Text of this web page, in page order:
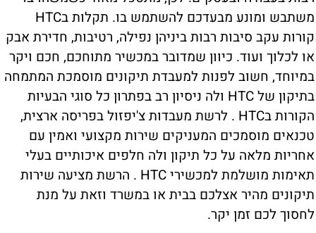
משתבש ומונע מבעדכם להשתמש בו. תקלות בHTC
קורות עקב סיבות רבות ביניהן נפילה, רטיבות, חדירת אבק
או לכלוך ועוד. כיוון שמדובר במכשיר מתוחכם, חכם ויקר
במיוחד, חשוב לפנות למעבדת תיקונים מוסמכת המתמחה
בתיקון של HTC ולה ניסיון רב בפתרון כל סוגי הבעיות
הקורות בHTC . לרשת מעבדות צ'יפזול בפריסה ארצית,
טכנאים מוסמכים המעניקים שירות מקצועי ואמין עם
אחריות מלאה על כל תיקון ולה חלפים איכותיים בעלי
תאימות מושלמת למכשירי HTC . הרשת מציעה שירות
תיקונים מהיר אצלכם בבית או במשרד וזאת על מנת
לחסוך לכם זמן יקר.